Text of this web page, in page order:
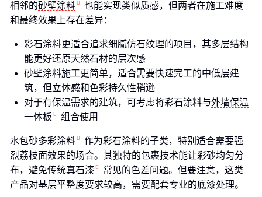
相邻的砂壁涂料
也能实现类似质感，但两者在施工难度
和最终效果上存在差异：
彩石涂料更适合追求细腻仿石纹理的项目，其多层结构
能更好还原天然石材的层次感
砂壁涂料施工更简单，适合需要快速完工的中低层建
筑，但立体感和色彩持久性稍逊
对于有保温需求的建筑，可考虑将彩石涂料与外墙保温
一体板
组合使用
水包砂多彩涂料
作为彩石涂料的子类，特别适合需要强
烈荔枝面效果的场合。其独特的包裹技术能让彩砂均匀分
布，避免传统真石漆
常见的色差问题。但要注意，这类
产品对基层平整度要求较高，需要配套专业的底漆处理。